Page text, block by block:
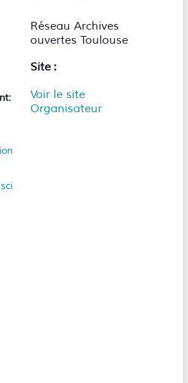
Réseau Archives
ouvertes Toulouse
Site :
Voir le site
Organisateur